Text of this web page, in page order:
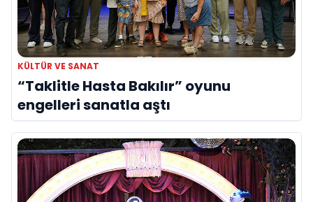
KÜLTÜR VE SANAT
“Taklitle Hasta Bakılır” oyunu
engelleri sanatla aştı